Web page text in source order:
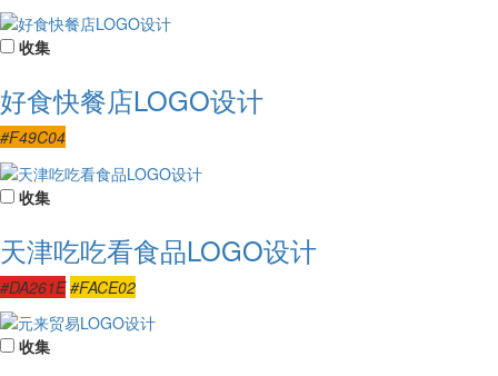
收集
好食快餐店LOGO设计
#F49C04
收集
天津吃吃看食品LOGO设计
#DA261E #FACE02
收集